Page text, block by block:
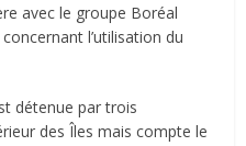
avec le groupe Boréal
l’utilisation du
détenue par trois
des Îles mais compte le